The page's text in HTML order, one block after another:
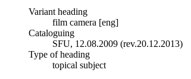
Variant heading
film camera [eng]
Cataloguing
SFU, 12.08.2009 (rev.20.12.2013)
Type of heading
topical subject